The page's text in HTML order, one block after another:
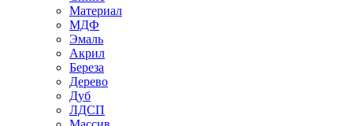
Материал
МДФ
Эмаль
Акрил
Береза
Дерево
Дуб
ЛДСП